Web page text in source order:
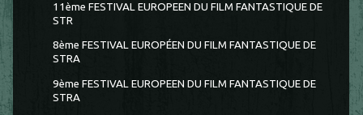
11ème FESTIVAL EUROPEEN DU FILM FANTASTIQUE DE
STR
8ème FESTIVAL EUROPÉEN DU FILM FANTASTIQUE DE
STRA
9ème FESTIVAL EUROPEEN DU FILM FANTASTIQUE DE
STRA